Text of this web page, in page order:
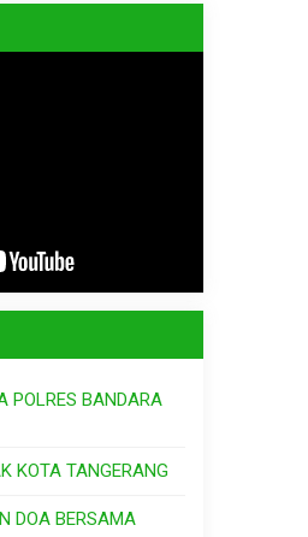
POLRES BANDARA
KOTA TANGERANG
DOA BERSAMA